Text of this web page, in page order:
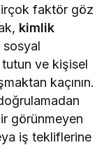
faktör göz
kimlik
sosyal
tutun ve kişisel
kaçının.
görünmeyen
iş tekliflerine